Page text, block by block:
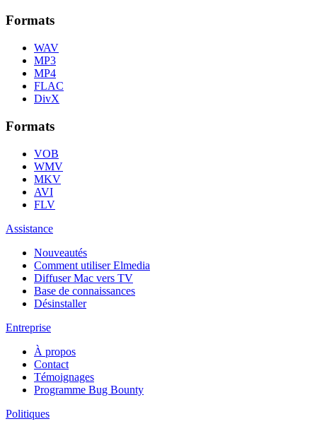
Formats
WAV
MP3
MP4
FLAC
DivX
Formats
VOB
WMV
MKV
AVI
FLV
Assistance
Nouveautés
Comment utiliser Elmedia
Diffuser Mac vers TV
Base de connaissances
Désinstaller
Entreprise
À propos
Contact
Témoignages
Programme Bug Bounty
Politiques